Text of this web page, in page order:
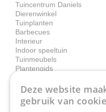
Tuincentrum Daniels
Dierenwinkel
Tuinplanten
Barbecues
Interieur
Indoor speeltuin
Tuinmeubels
Plantengids
Contact
Deze website
gebruik van